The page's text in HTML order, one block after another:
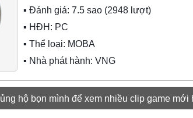
▪ Đánh giá: 7.5 sao (2948 lượt)
▪ HĐH: PC
▪ Thể loại: MOBA
▪ Nhà phát hành: VNG
ủng hộ bọn mình để xem nhiều clip game mới